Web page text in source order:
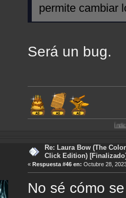
permite cambiar
Será un bug.
Índice de
Re: Laura Bow (The
Click Edition)
«Respuesta #46 en: Octubre 28,
No sé cómo